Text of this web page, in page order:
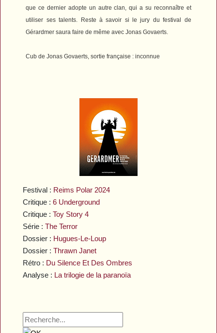
Festival : Reims Polar 2024
Critique :6 Underground
Critique :Toy Story 4
Série :The Terror
Dossier : Hugues-Le-Loup
Dossier :Thrawn Janet
Rétro : Du Silence Et Des Ombres
Analyse : La trilogie de la paranoïa
que ce dernier adopte un autre clan, qui a su reconnaître et
utiliser ses talents.
Reste à savoir si le jury du festival de
Gérardmer saura faire de même avec Jonas Govaerts.
Cub de Jonas Govaerts, sortie française : inconnue